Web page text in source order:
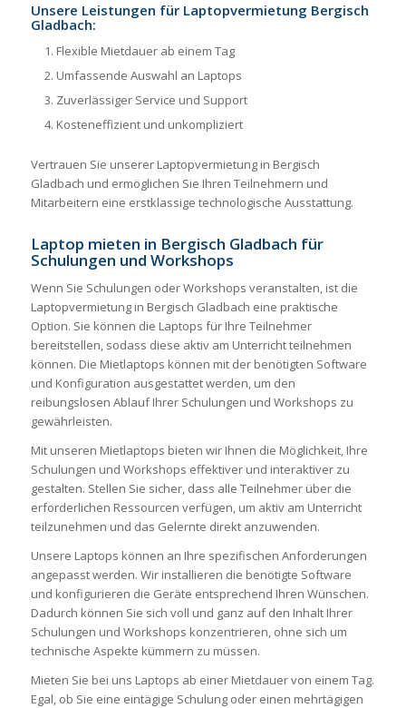
Unsere Leistungen für Laptopvermietung Bergisch
Gladbach:
Flexible Mietdauer ab einem Tag
Umfassende Auswahl an Laptops
Zuverlässiger Service und Support
Kosteneffizient und unkompliziert
Vertrauen Sie unserer Laptopvermietung in Bergisch
Gladbach und ermöglichen Sie Ihren Teilnehmern und
Mitarbeitern eine erstklassige technologische Ausstattung.
Laptop mieten in Bergisch Gladbach für
Schulungen und Workshops
Wenn Sie Schulungen oder Workshops veranstalten, ist die
Laptopvermietung in Bergisch Gladbach eine praktische
Option. Sie können die Laptops für Ihre Teilnehmer
bereitstellen, sodass diese aktiv am Unterricht teilnehmen
können. Die Mietlaptops können mit der benötigten Software
und Konfiguration ausgestattet werden, um den
reibungslosen Ablauf Ihrer Schulungen und Workshops zu
gewährleisten.
Mit unseren Mietlaptops bieten wir Ihnen die Möglichkeit, Ihre
Schulungen und Workshops effektiver und interaktiver zu
gestalten. Stellen Sie sicher, dass alle Teilnehmer über die
erforderlichen Ressourcen verfügen, um aktiv am Unterricht
teilzunehmen und das Gelernte direkt anzuwenden.
Unsere Laptops können an Ihre spezifischen Anforderungen
angepasst werden. Wir installieren die benötigte Software
und konfigurieren die Geräte entsprechend Ihren Wünschen.
Dadurch können Sie sich voll und ganz auf den Inhalt Ihrer
Schulungen und Workshops konzentrieren, ohne sich um
technische Aspekte kümmern zu müssen.
Mieten Sie bei uns Laptops ab einer Mietdauer von einem Tag.
Egal, ob Sie eine eintägige Schulung oder einen mehrtägigen